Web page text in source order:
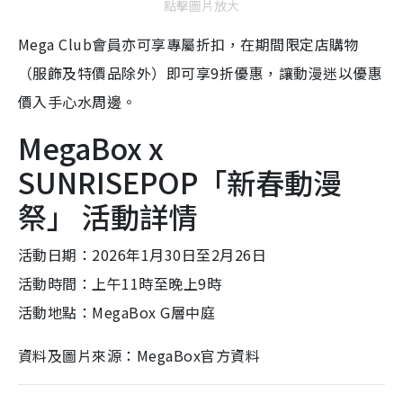
點擊圖片放大
Mega Club會員亦可享專屬折扣，在期間限定店購物
（服飾及特價品除外）即可享9折優惠，讓動漫迷以優惠
價入手心水周邊。
MegaBox x
SUNRISEPOP「新春動漫
祭」 活動詳情
活動日期：2026年1月30日至2月26日
活動時間：上午11時至晚上9時
活動地點：MegaBox G層中庭
資料及圖片來源：MegaBox官方資料